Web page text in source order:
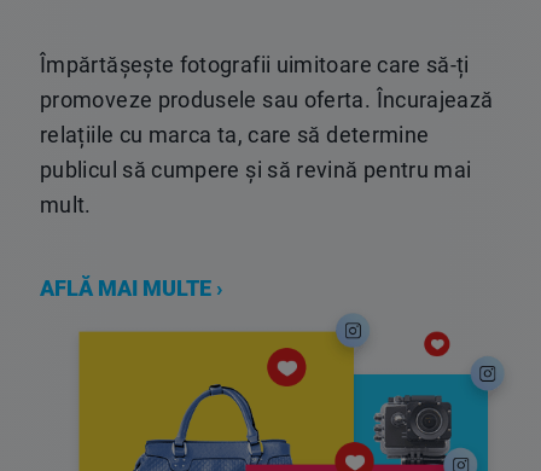
Împărtășește fotografii uimitoare care să-ți
promoveze produsele sau oferta. Încurajează
relațiile cu marca ta, care să determine
publicul să cumpere și să revină pentru mai
mult.
AFLĂ MAI MULTE ›